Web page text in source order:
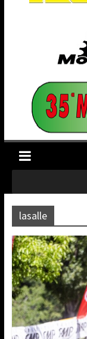
lasalle